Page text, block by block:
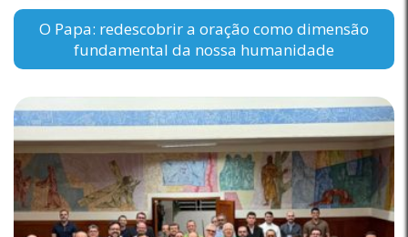
O Papa: redescobrir a oração como dimensão
fundamental da nossa humanidade